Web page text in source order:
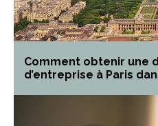
Comment obtenir une
d’entreprise à Paris